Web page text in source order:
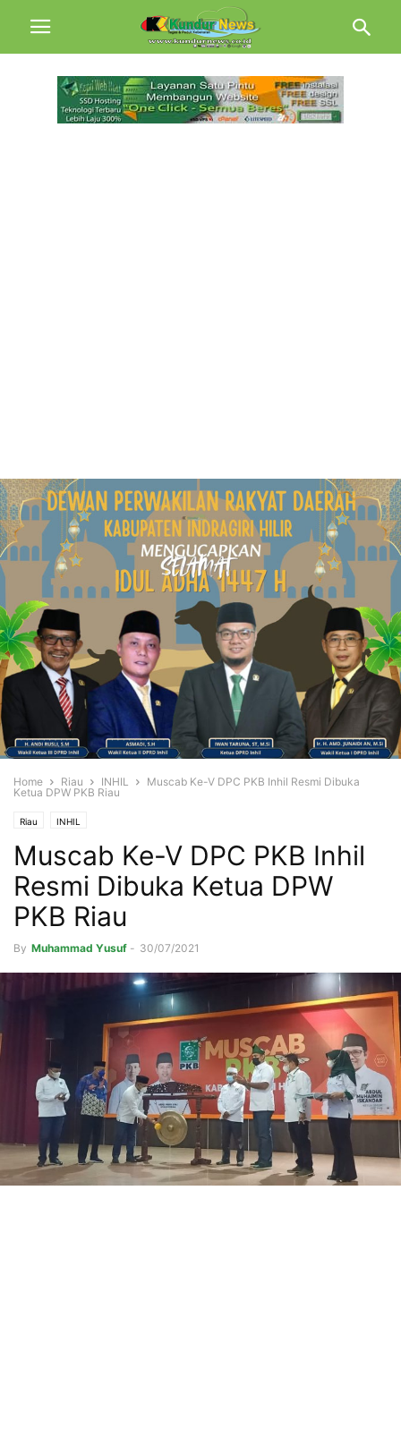
Home Riau INHIL
Muscab Ke-V DPC PKB Inhil Resmi Dibuka
Ketua DPW PKB Riau
Riau INHIL
Muscab Ke-V DPC PKB Inhil
Resmi Dibuka Ketua DPW
PKB Riau
By Muhammad Yusuf - 30/07/2021